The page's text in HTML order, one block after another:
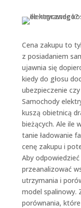
Cena zakupu to
z posiadaniem
ujawnia się
kiedy do głosu
ubezpieczenie
Samochody
kuszą obietnicą
bieżących. Ale ile
tanie ładowanie
cenę zakupu i
Aby
przeanalizować
utrzymania i
model spalinowy.
porównania,